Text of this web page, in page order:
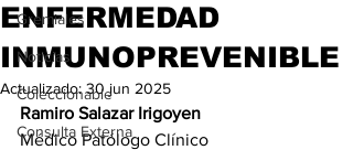
Gremiales
Noticias
Coleccionable
Consulta Externa
ENFERMEDAD
INMUNOPREVENIBLE
Actualizado:30 jun 2025
Ramiro Salazar Irigoyen
Médico Patólogo Clínico